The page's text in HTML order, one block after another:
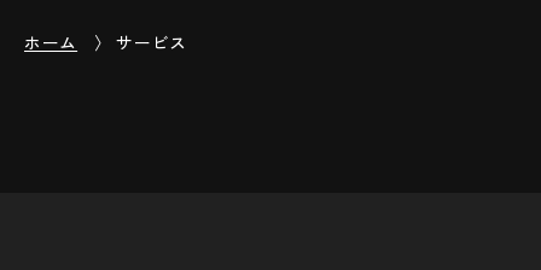
ホーム サービス